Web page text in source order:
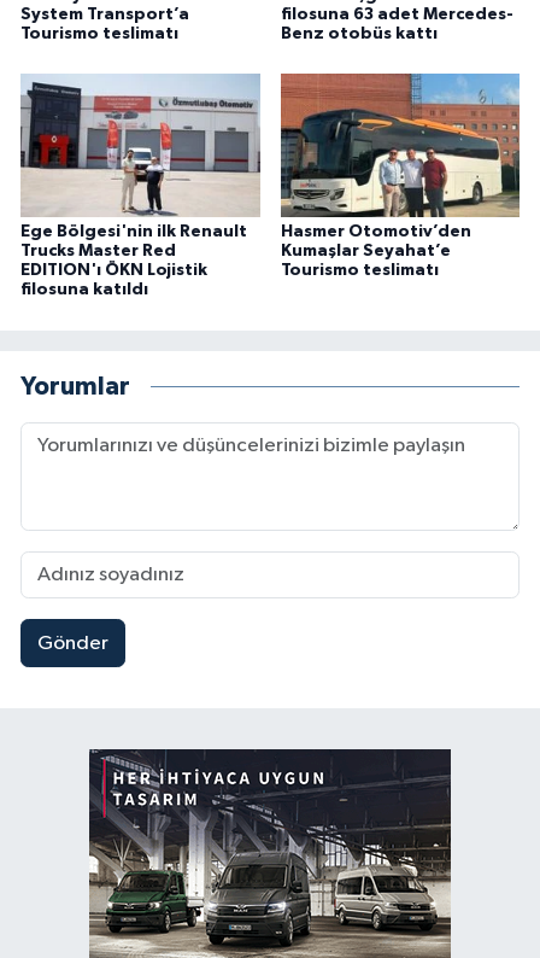
System Transport’a
Tourismo teslimatı
filosuna 63 adet Mercedes-
Benz otobüs kattı
Ege Bölgesi'nin ilk Renault
Trucks Master Red
EDITION'ı ÖKN Lojistik
filosuna katıldı
Hasmer Otomotiv’den
Kumaşlar Seyahat’e
Tourismo teslimatı
Yorumlar
Gönder